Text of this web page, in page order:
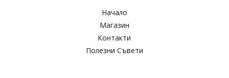
Начало
Магазин
Контакти
Полезни Съвети